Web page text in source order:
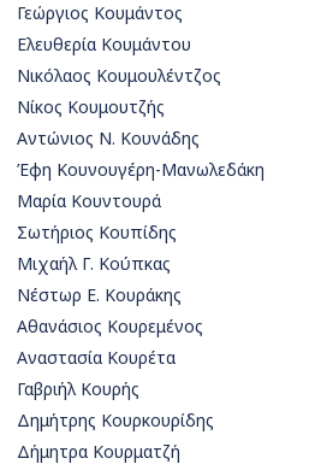
Γεώργιος Κουμάντος
Ελευθερία Κουμάντου
Νικόλαος Κουμουλέντζος
Νίκος Κουμουτζής
Αντώνιος Ν. Κουνάδης
Έφη Κουνουγέρη-Μανωλεδάκη
Μαρία Κουντουρά
Σωτήριος Κουπίδης
Μιχαήλ Γ. Κούπκας
Νέστωρ Ε. Κουράκης
Αθανάσιος Κουρεμένος
Αναστασία Κουρέτα
Γαβριήλ Κουρής
Δημήτρης Κουρκουρίδης
Δήμητρα Κουρματζή